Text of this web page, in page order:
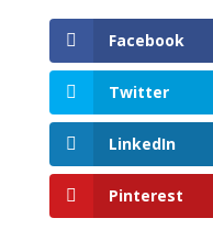
Facebook
Twitter
LinkedIn
Pinterest